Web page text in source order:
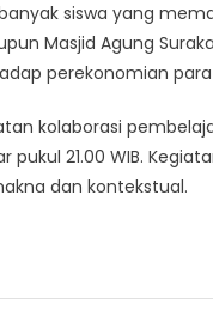
siswa yang
Masjid Agung
perekonomian para
kolaborasi
21.00 WIB.
dan kontekstual.